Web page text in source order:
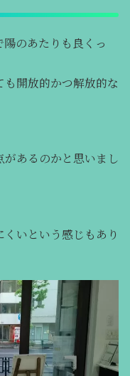
のあたりも良くっ
開放的かつ解放的な
あるのかと思いまし
いという感じもあり